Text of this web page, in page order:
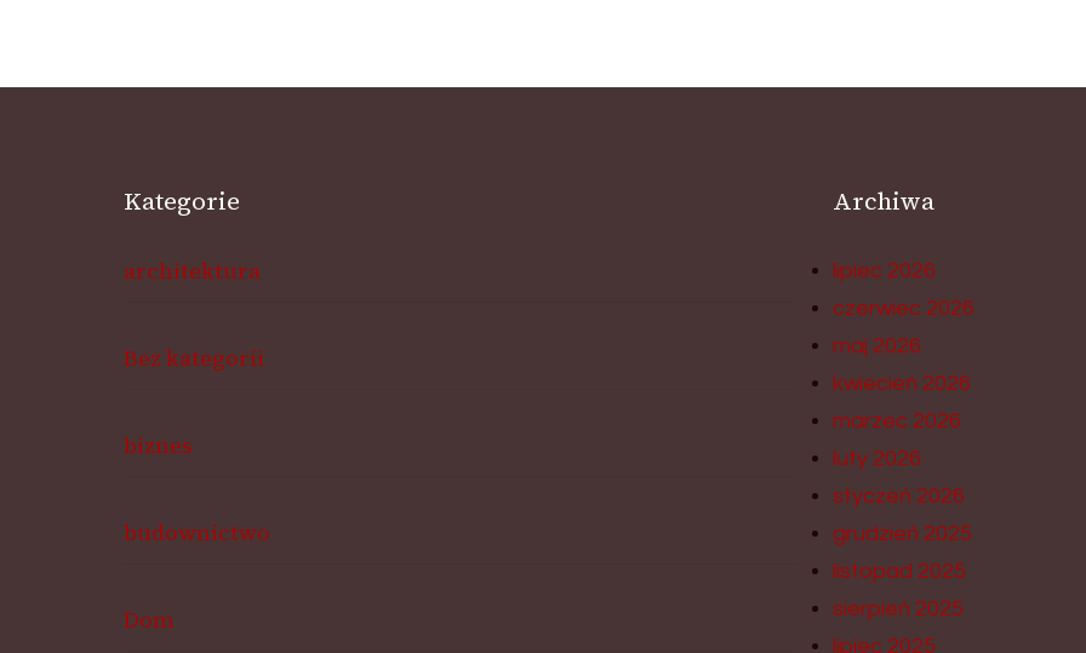
Kategorie
architektura
Bez kategorii
biznes
budownictwo
Dom
Archiwa
lipiec 2026
czerwiec 2026
maj 2026
kwiecień 2026
marzec 2026
luty 2026
styczeń 2026
grudzień 2025
listopad 2025
sierpień 2025
lipiec 2025